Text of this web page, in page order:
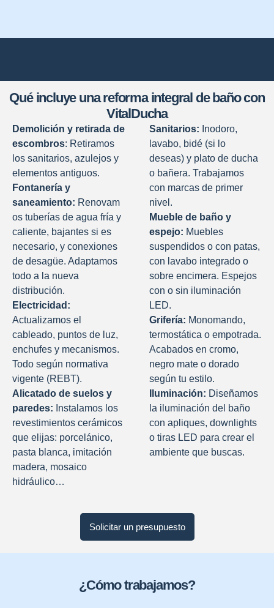
Qué incluye una reforma integral de baño con
VitalDucha
Demolición y retirada de
escombros: Retiramos
los sanitarios, azulejos y
elementos antiguos.
Fontanería y
saneamiento: Renovam
os tuberías de agua fría y
caliente, bajantes si es
necesario, y conexiones
de desagüe. Adaptamos
todo a la nueva
distribución.
Electricidad:
Actualizamos el
cableado, puntos de luz,
enchufes y mecanismos.
Todo según normativa
vigente (REBT).
Alicatado de suelos y
paredes: Instalamos los
revestimientos cerámicos
que elijas: porcelánico,
pasta blanca, imitación
madera, mosaico
hidráulico…
Sanitarios: Inodoro,
lavabo, bidé (si lo
deseas) y plato de ducha
o bañera. Trabajamos
con marcas de primer
nivel.
Mueble de baño y
espejo: Muebles
suspendidos o con patas,
con lavabo integrado o
sobre encimera. Espejos
con o sin iluminación
LED.
Grifería: Monomando,
termostática o empotrada.
Acabados en cromo,
negro mate o dorado
según tu estilo.
Iluminación: Diseñamos
la iluminación del baño
con apliques, downlights
o tiras LED para crear el
ambiente que buscas.
Solicitar un presupuesto
¿Cómo trabajamos?